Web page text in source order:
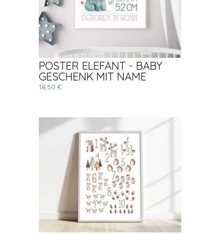
POSTER ELEFANT - BABY
GESCHENK MIT NAME
18,50 €